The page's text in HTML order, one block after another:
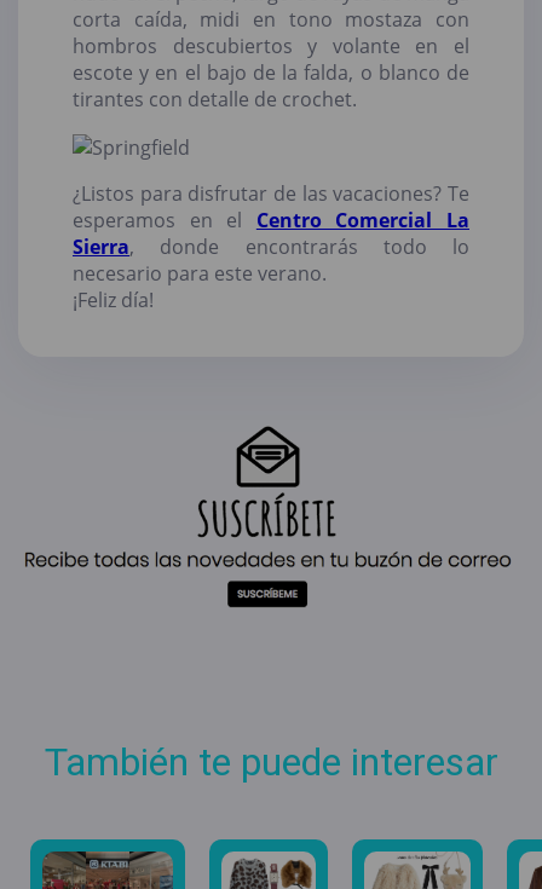
corta caída, midi en tono mostaza con
hombros descubiertos y volante en el
escote y en el bajo de la falda, o blanco de
tirantes con detalle de crochet.
¿Listos para disfrutar de las vacaciones? Te
esperamos en el Centro Comercial La
Sierra, donde encontrarás todo lo
necesario para este verano.
¡Feliz día!
También te puede interesar